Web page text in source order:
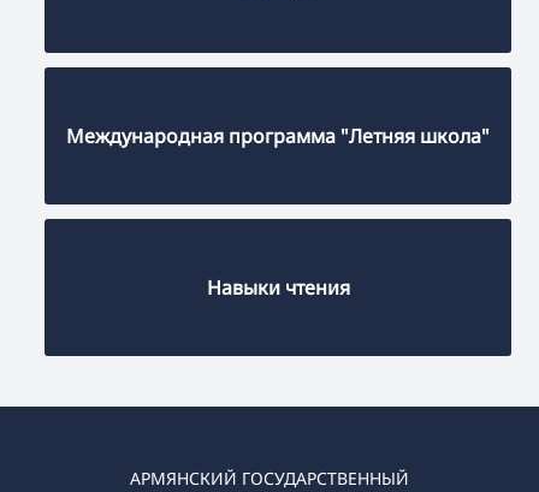
Международная программа "Летняя школа"
Навыки чтения
АРМЯНСКИЙ ГОСУДАРСТВЕННЫЙ